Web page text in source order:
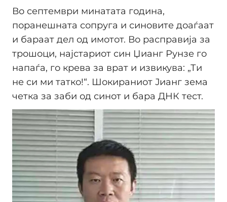
Во септември минатата година,
поранешната сопруга и синовите доаѓаат
и бараат дел од имотот. Во расправија за
трошоци, најстариот син Џианг Рунзе го
напаѓа, го крева за врат и извикува: „Ти
не си ми татко!“. Шокираниот Јианг зема
четка за заби од синот и бара ДНК тест.